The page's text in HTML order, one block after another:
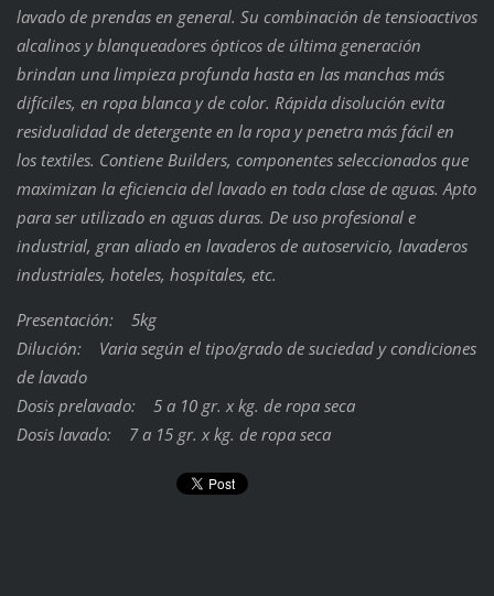
lavado de prendas en general. Su combinación de tensioactivos
alcalinos y blanqueadores ópticos de última generación
brindan una limpieza profunda hasta en las manchas más
difíciles, en ropa blanca y de color. Rápida disolución evita
residualidad de detergente en la ropa y penetra más fácil en
los textiles. Contiene Builders, componentes seleccionados que
maximizan la eficiencia del lavado en toda clase de aguas. Apto
para ser utilizado en aguas duras. De uso profesional e
industrial, gran aliado en lavaderos de autoservicio, lavaderos
industriales, hoteles, hospitales, etc.
Presentación: 5kg
Dilución: Varia según el tipo/grado de suciedad y condiciones
de lavado
Dosis prelavado: 5 a 10 gr. x kg. de ropa seca
Dosis lavado: 7 a 15 gr. x kg. de ropa seca